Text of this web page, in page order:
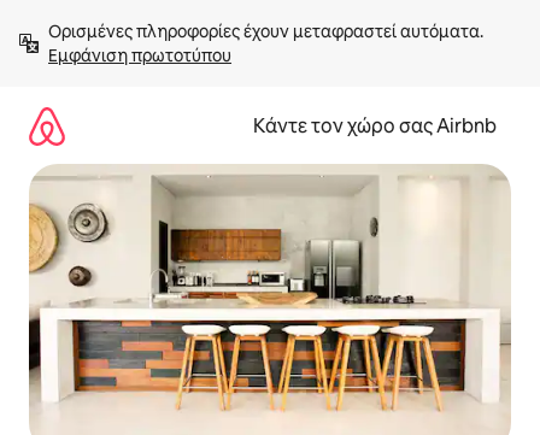
στο
περιεχόμενοΕμφάνιση πρωτοτύπου
Κάντε τον χώρο σας Airbnb